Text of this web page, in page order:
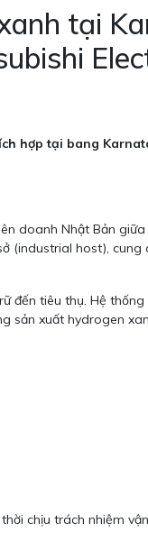
tại
hợp tại bang
doanh Nhật Bản giữa
(industrial host),
đến tiêu thụ. Hệ
sản xuất hydrogen
chịu trách nhiệm